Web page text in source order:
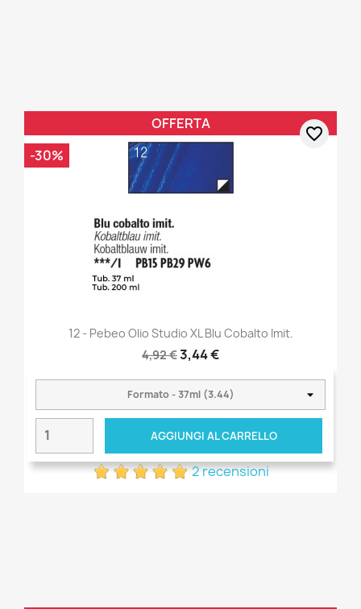
12 - Pebeo Olio Studio XL Blu Cobalto Imit.
4,92 €3,44 €
AGGIUNGI AL CARRELLO
2 recensioni
OFFERTA
-30%
favorite_border